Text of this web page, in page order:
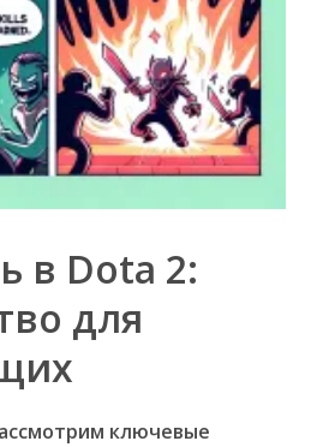
в Dota 2:
для
ключевые